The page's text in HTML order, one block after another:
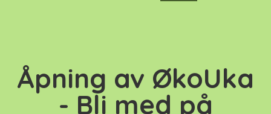
Åpning av ØkoUka
- Bli med på